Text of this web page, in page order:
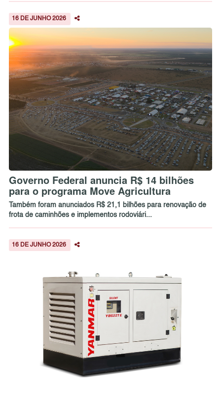
16 DE JUNHO 2026
Governo Federal anuncia R$ 14 bilhões
para o programa Move Agricultura
Também foram anunciados R$ 21,1 bilhões para renovação de
frota de caminhões e implementos rodoviári...
16 DE JUNHO 2026